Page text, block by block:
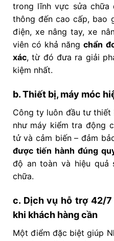
trong lĩnh vực sửa chữa
thông đến cao cấp, bao
điện, xe nâng tay, xe
viên có khả năngchẩn
xác, từ đó đưa ra giải
kiệm nhất.
b. Thiết bị, máy móc
Công ty luôn đầu tư thiết
như máy kiểm tra động
tử và cảm biến – đảm
được tiến hành đúng
độ an toàn và hiệu quả
chữa.
c. Dịch vụ hỗ trợ 42/7
khi khách hàng cần
Một điểm đặc biệt giúp